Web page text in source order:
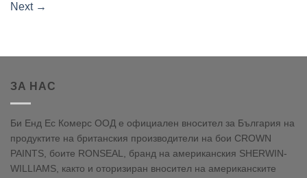
Next →
ЗА НАС
Би Енд Ес Комерс ООД е официален вносител за България на
продуктите на британския производители на бои CROWN
PAINTS, боите RONSEAL, бранд на американския SHERWIN-
WILLIAMS, както и оторизиран вносител на американските